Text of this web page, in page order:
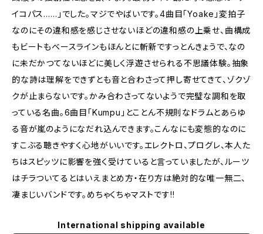
イコパス……」でした。マジでやばいです。4曲目「Yoake」変拍子
なのにその違和感を感じさせないほどの違和感の上乗せ、曲構成
もビートもベースラインもほんとに斬新ですっとんきょうで、なの
に未だかつてないほどに美しく浮遊させられる不思議体験。抽象
的な詩は理解をできずとも音と合わさって押し寄せてきて、ゾクゾ
クが止まらないです。かみ合わさってないようで完璧な調和を取
っている名曲。6曲目「Kumpu」とことん不規則なドラムとあらゆ
る音が嵐のようになだれ込んできます。こんなにも変態的なのに
すこぶる聴きやすく心地がいいです。エレクトロ、プログレ、本人た
ちはスピッツに影響を強く受けていると言っていましたが、ルーツ
はチラついてるとはいえまとめ方・在り方は絶対的な唯一無二、
凄まじいバンドです。めちゃくちゃマストです!!
International shipping available